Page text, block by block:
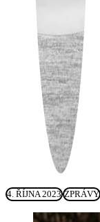
4. ŘÍJNA 2023 ZPRÁVY